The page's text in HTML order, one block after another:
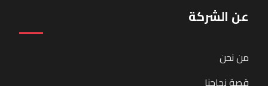
عن الشركة
من نحن